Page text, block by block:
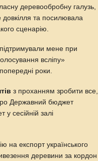
деревообробну галузь,
довкілля та посилювала
сценарію.
підтримували мене при
всліпу»
роки.
з проханням зробити все,
Державний бюджет
у сесійній залі
на експорт українського
деревини за кордон